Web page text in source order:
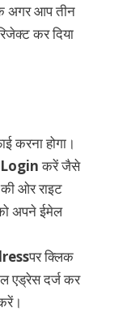
अगर आप तीन
कर दिया
करना होगा।
करें जैसे
ओर राइट
अपने ईमेल
पर क्लिक
एड्रेस दर्ज कर